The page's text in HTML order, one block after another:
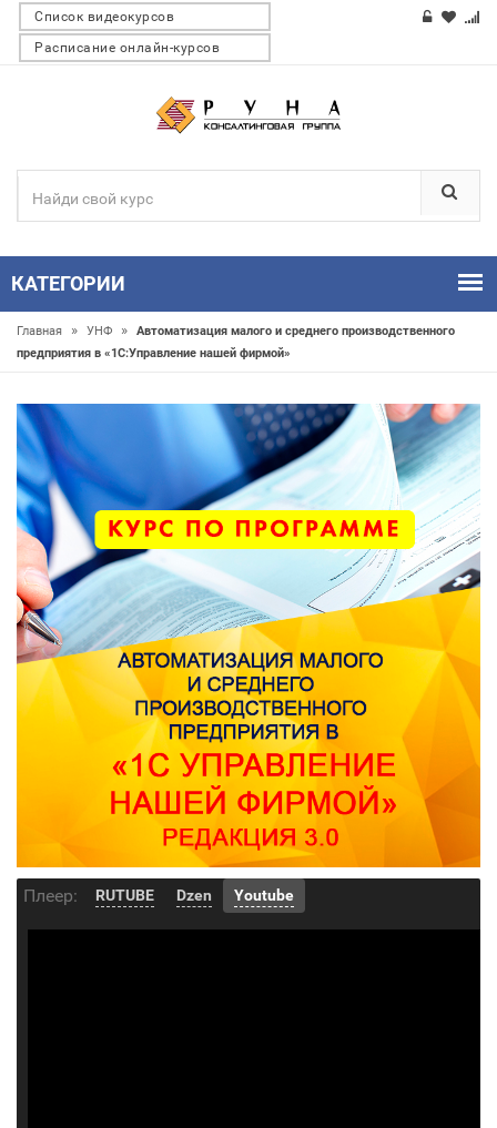
Список видеокурсов
Расписание онлайн-курсов
КАТЕГОРИИ
Главная » УНФ »
Автоматизация малого и среднего производственного
предприятия в «1С:Управление нашей фирмой»
Плеер: RUTUBE Dzen Youtube